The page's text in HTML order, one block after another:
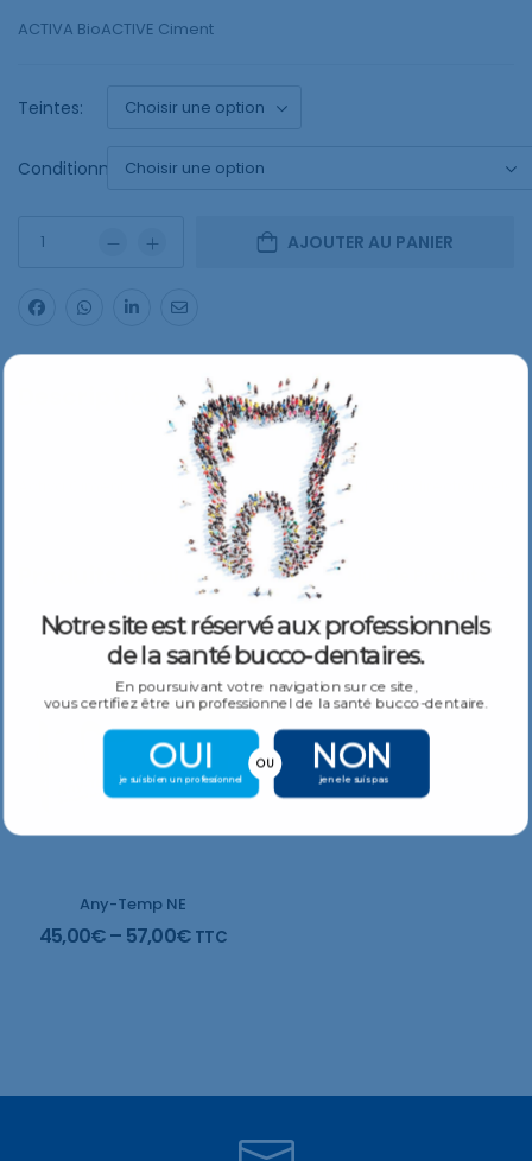
ACTIVA BioACTIVE Ciment
Teintes:
Conditionnement:
AJOUTER AU PANIER
Spécifications
Activa Ciment. : 2 seringues de 8 gm + 40 embouts directionnels
Produits Similaires
Any-Temp NE
45,00€– 57,00€ TTC
Notre site est réservé aux professionnels
de la santé bucco-dentaires.
En poursuivant votre navigation sur ce site,
vous certifiez être un professionnel de la santé bucco-dentaire.
OUI
je suis bien un professionnel
NON
je ne le suis pas
OU